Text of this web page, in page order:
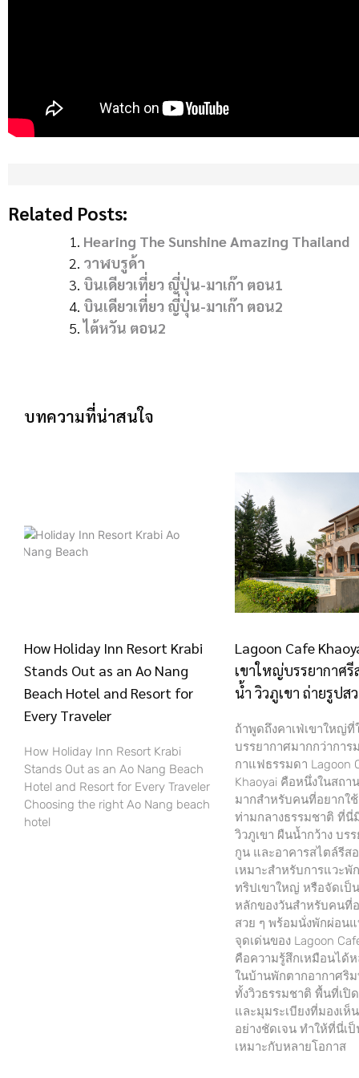
Related Posts:
Hearing The Sunshine Amazing Thailand
วาฬบรูด้า
บินเดียวเที่ยว ญี่ปุ่น-มาเก๊า ตอน1
บินเดียวเที่ยว ญี่ปุ่น-มาเก๊า ตอน2
ไต้หวัน ตอน2
บทความที่น่าสนใจ
How Holiday Inn Resort Krabi
Stands Out as an Ao Nang
Beach Hotel and Resort for
Every Traveler
How Holiday Inn Resort Krabi
Stands Out as an Ao Nang Beach
Hotel and Resort for Every Traveler
Choosing the right Ao Nang beach
hotel
Lagoon Cafe
เขาใหญ่บรรยากาศรี
น้ำ วิวภูเขา ถ่ายรูปส
ถ้าพูดถึงคาเฟ่เขาใหญ่ที่
บรรยากาศมากกว่าการ
กาแฟธรรมดา Lagoon
Khaoyai คือหนึ่งในสถา
มากสำหรับคนที่อยากใช้
ท่ามกลางธรรมชาติ ที่นี่
วิวภูเขา ผืนน้ำกว้าง บร
กูน และอาคารสไตล์รีส
เหมาะสำหรับการแวะพั
ทริปเขาใหญ่ หรือจัดเป็
หลักของวันสำหรับคนที่
สวย ๆ พร้อมนั่งพักผ่อนแ
จุดเด่นของ Lagoon
คือความรู้สึกเหมือนได้
ในบ้านพักตากอากาศริ
ทั้งวิวธรรมชาติ พื้นที่เปิ
และมุมระเบียงที่มองเห็
อย่างชัดเจน ทำให้ที่นี่เ
เหมาะกับหลายโอกาส